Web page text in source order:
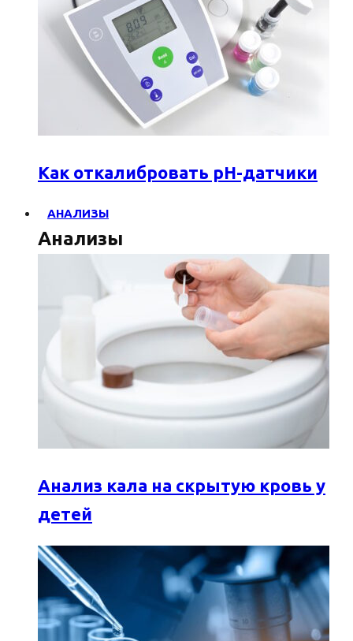
Как откалибровать pH-датчики
АНАЛИЗЫ
Анализы
Анализ кала на скрытую кровь у
детей